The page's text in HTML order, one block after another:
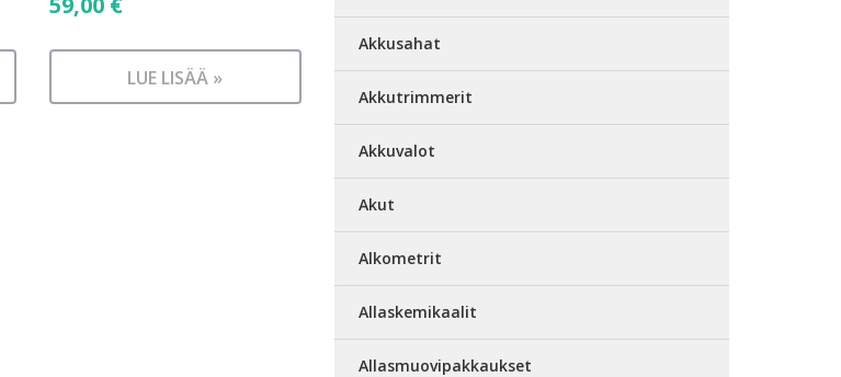
LUE LISÄÄ »
Akkusahat
Akkutrimmerit
Akkuvalot
Akut
Alkometrit
Allaskemikaalit
Allasmuovipakkaukset